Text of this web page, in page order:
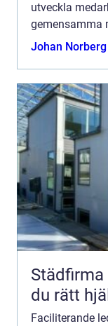
utveckla
gemensamma
Johan Norberg
Städfirma
du rätt
Faciliterande